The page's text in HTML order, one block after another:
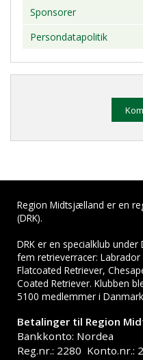
Sponsorer
Persondatapolitik
Region Midtsjælland er en
(DRK).
DRK er en specialklub under
fem retrieverracer: Labrador
Flatcoated Retriever,
Coated Retriever. Klubben
5100 medlemmer i
Betalinger til Region
Bankkonto: Nordea
Reg.nr.: 2280 Konto.nr.: